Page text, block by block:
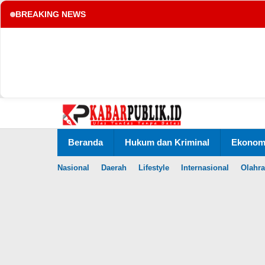
BREAKING NEWS
konten
Beranda Hukum dan Kriminal
Nasional Daerah Lifestyle Internasional